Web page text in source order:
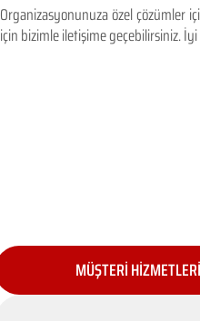
Organizasyonunuza özel çözümler
için bizimle iletişime geçebilirsiniz.
MÜŞTERİ HİZMETLERİ